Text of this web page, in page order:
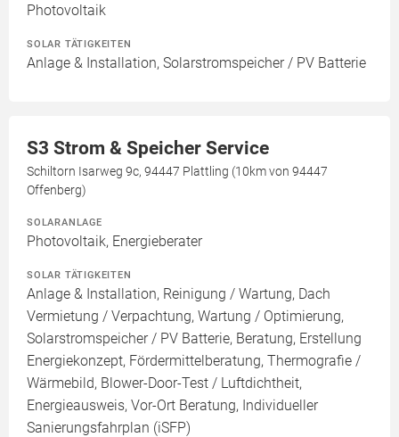
Photovoltaik
SOLAR TÄTIGKEITEN
Anlage & Installation, Solarstromspeicher / PV Batterie
S3 Strom & Speicher Service
Schiltorn Isarweg 9c, 94447 Plattling (10km von 94447
Offenberg)
SOLARANLAGE
Photovoltaik, Energieberater
SOLAR TÄTIGKEITEN
Anlage & Installation, Reinigung / Wartung, Dach
Vermietung / Verpachtung, Wartung / Optimierung,
Solarstromspeicher / PV Batterie, Beratung, Erstellung
Energiekonzept, Fördermittelberatung, Thermografie /
Wärmebild, Blower-Door-Test / Luftdichtheit,
Energieausweis, Vor-Ort Beratung, Individueller
Sanierungsfahrplan (iSFP)